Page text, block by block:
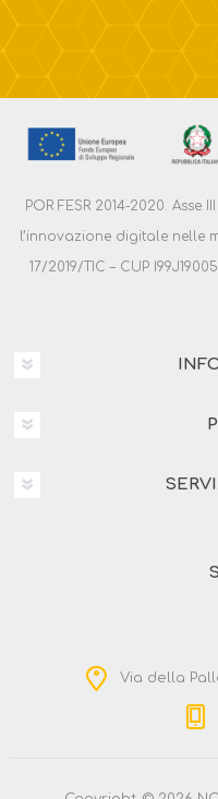
POR FESR 2014-2020.
l’innovazione digitale nelle
17/2019/TIC – CUP
Via della